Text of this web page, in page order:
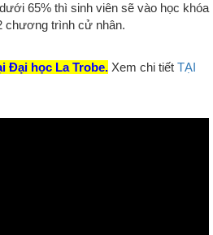
65% thì sinh viên sẽ vào học khóa
chương trình cử nhân.
Đại học La Trobe. Xem chi tiết TẠI